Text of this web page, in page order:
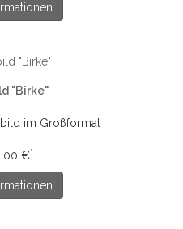
"Birke"
im Großformat
€*